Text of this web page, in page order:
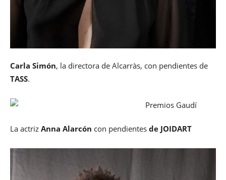
Carla Simón, la directora de Alcarràs, con pendientes de
TASS.
La actriz Anna Alarcón con pendientes de JOIDART